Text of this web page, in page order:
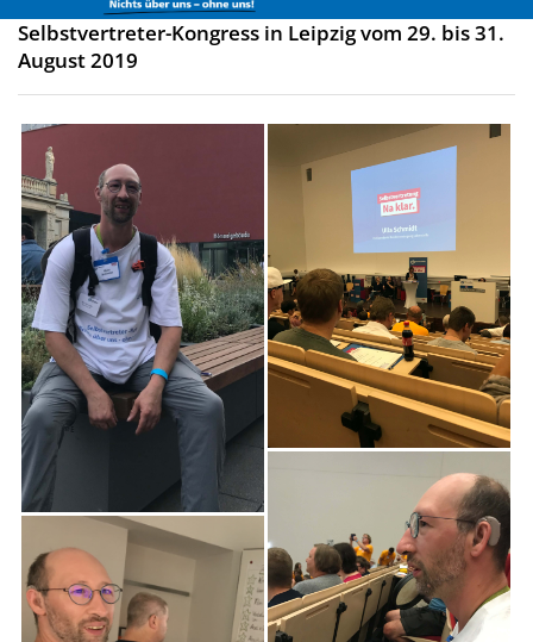
Selbstvertreter-Kongress in Leipzig vom 29. bis 31.
August 2019